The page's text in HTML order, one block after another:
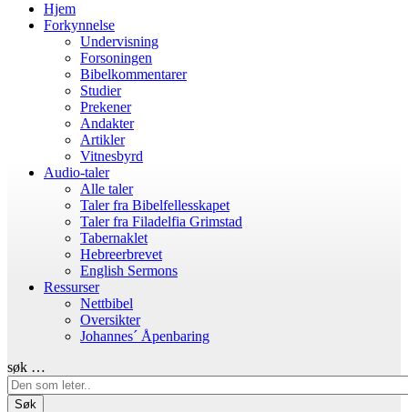
Hjem
Forkynnelse
Undervisning
Forsoningen
Bibelkommentarer
Studier
Prekener
Andakter
Artikler
Vitnesbyrd
Audio-taler
Alle taler
Taler fra Bibelfellesskapet
Taler fra Filadelfia Grimstad
Tabernaklet
Hebreerbrevet
English Sermons
Ressurser
Nettbibel
Oversikter
Johannes´ Åpenbaring
søk …
Søk